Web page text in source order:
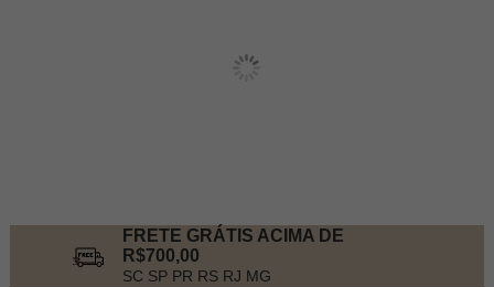
FRETE GRÁTIS ACIMA DE
R$700,00
SC SP PR RS RJ MG